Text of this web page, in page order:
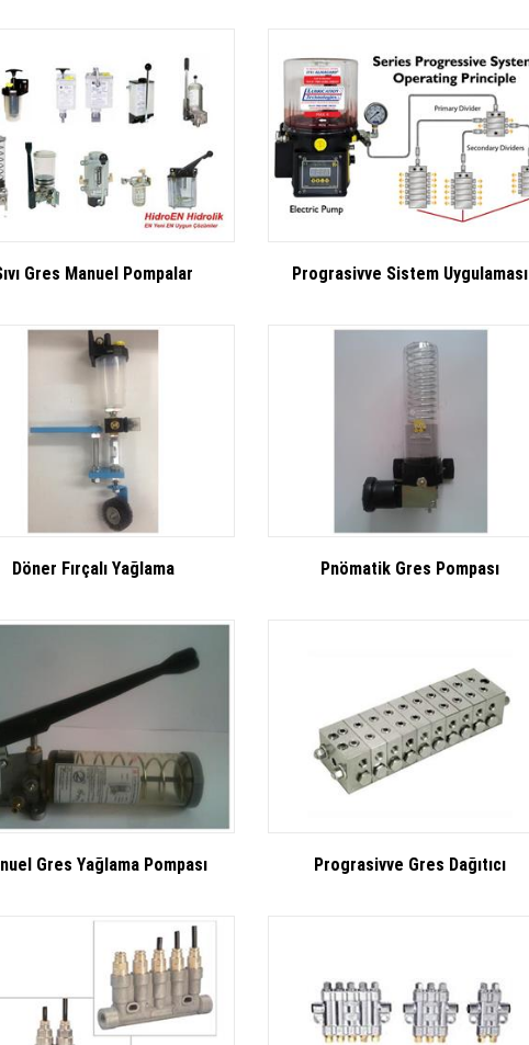
Gres Manuel Pompalar Prograsivve Sistem Uygulaması
Döner Fırçalı Yağlama Pnömatik Gres Pompası
Gres Yağlama Pompası Prograsivve Gres Dağıtıcı